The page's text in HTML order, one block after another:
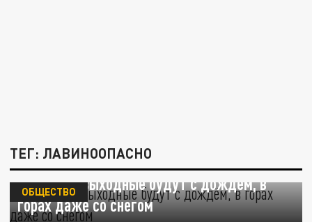
ТЕГ: ЛАВИНООПАСНО
На Кубани выходные будут с дождём, в
горах даже со снегом
ОБЩЕСТВО